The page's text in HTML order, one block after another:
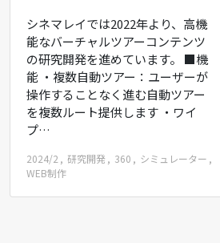
シネマレイでは2022年より、高機
能なバーチャルツアーコンテンツ
の研究開発を進めています。 ■機
能 ・複数自動ツアー：ユーザーが
操作することなく進む自動ツアー
を複数ルート提供します ・ワイ
プ…
2024/2 研究開発 360
シミュレーター
WEB制作